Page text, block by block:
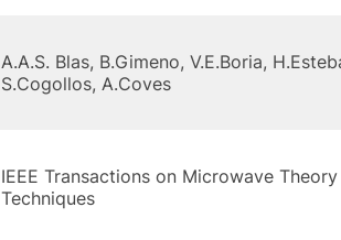
A.A.S. Blas, B.Gimeno, V.E.Boria,
S.Cogollos, A.Coves
IEEE Transactions on Microwave
Techniques